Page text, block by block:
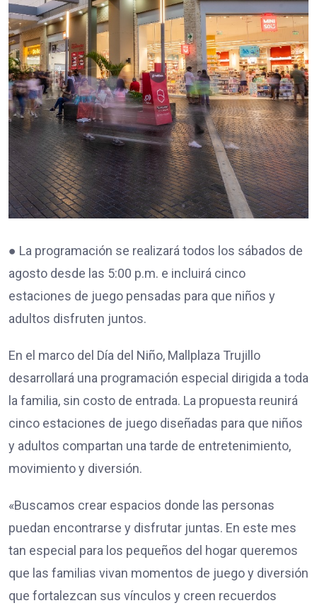
● La programación se realizará todos los sábados de
agosto desde las 5:00 p.m. e incluirá cinco
estaciones de juego pensadas para que niños y
adultos disfruten juntos.
En el marco del Día del Niño, Mallplaza Trujillo
desarrollará una programación especial dirigida a toda
la familia, sin costo de entrada. La propuesta reunirá
cinco estaciones de juego diseñadas para que niños
y adultos compartan una tarde de entretenimiento,
movimiento y diversión.
«Buscamos crear espacios donde las personas
puedan encontrarse y disfrutar juntas. En este mes
tan especial para los pequeños del hogar queremos
que las familias vivan momentos de juego y diversión
que fortalezcan sus vínculos y creen recuerdos